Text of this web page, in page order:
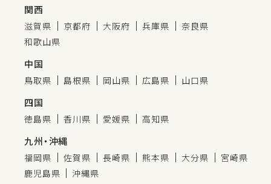
関西
滋賀県 京都府 大阪府 兵庫県
奈良県
和歌山県
中国
鳥取県 島根県 岡山県 広島県 山口県
四国
徳島県 香川県 愛媛県 高知県
九州・沖縄
福岡県 佐賀県 長崎県 熊本県 大分県
宮崎県
鹿児島県
沖縄県